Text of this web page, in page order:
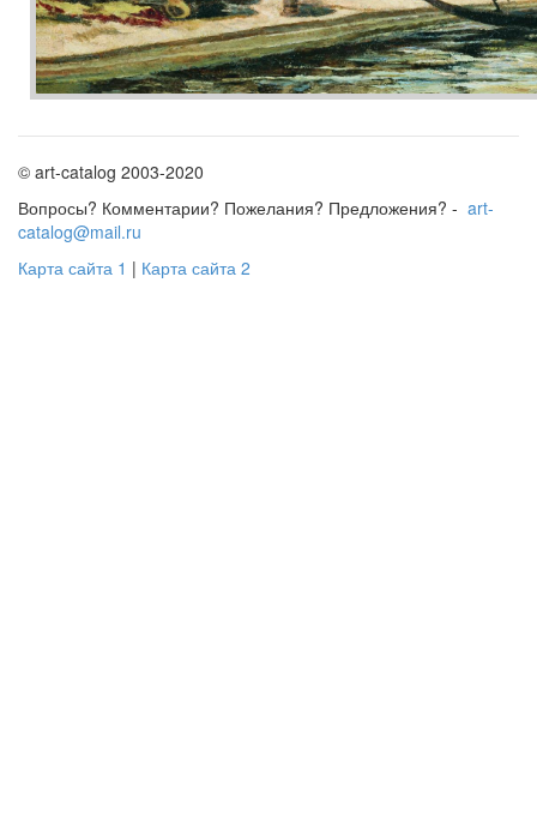
© art-catalog 2003-2020
Вопросы? Комментарии? Пожелания? Предложения? - art-
catalog@mail.ru
Карта сайта 1 | Карта сайта 2